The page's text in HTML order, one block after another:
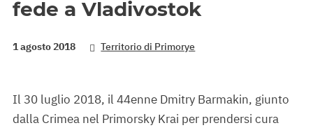
fede a Vladivostok
1 agosto 2018 Territorio di Primorye
Il 30 luglio 2018, il 44enne Dmitry Barmakin, giunto
dalla Crimea nel Primorsky Krai per prendersi cura